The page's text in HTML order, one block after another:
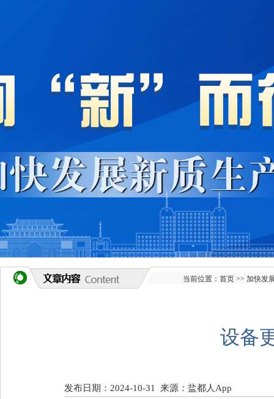
当前位置： 首页 >> 加快发
设备
发布日期：2024-10-31 来源：盐都人App